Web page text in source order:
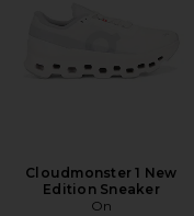
Cloudmonster 1 New
Edition Sneaker
On